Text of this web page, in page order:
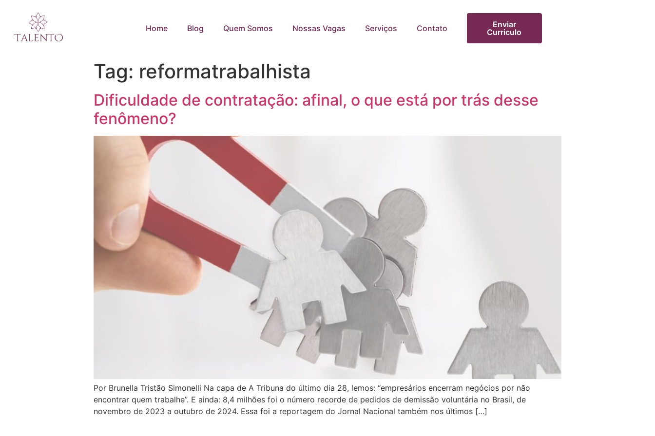
Home Blog Quem Somos Nossas Vagas Serviços Contato
Enviar
Curriculo
Tag: reformatrabalhista
Dificuldade de contratação: afinal, o que está por trás desse
fenômeno?
Por Brunella Tristão Simonelli Na capa de A Tribuna do último dia 28, lemos: “empresários encerram negócios por não
encontrar quem trabalhe”. E ainda: 8,4 milhões foi o número recorde de pedidos de demissão voluntária no Brasil, de
novembro de 2023 a outubro de 2024. Essa foi a reportagem do Jornal Nacional também nos últimos […]